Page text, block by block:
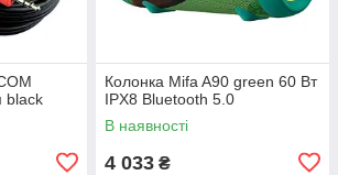
black
Колонка Mifa A90 green 60 Вт
IPX8 Bluetooth 5.0
В наявності
4 033 ₴